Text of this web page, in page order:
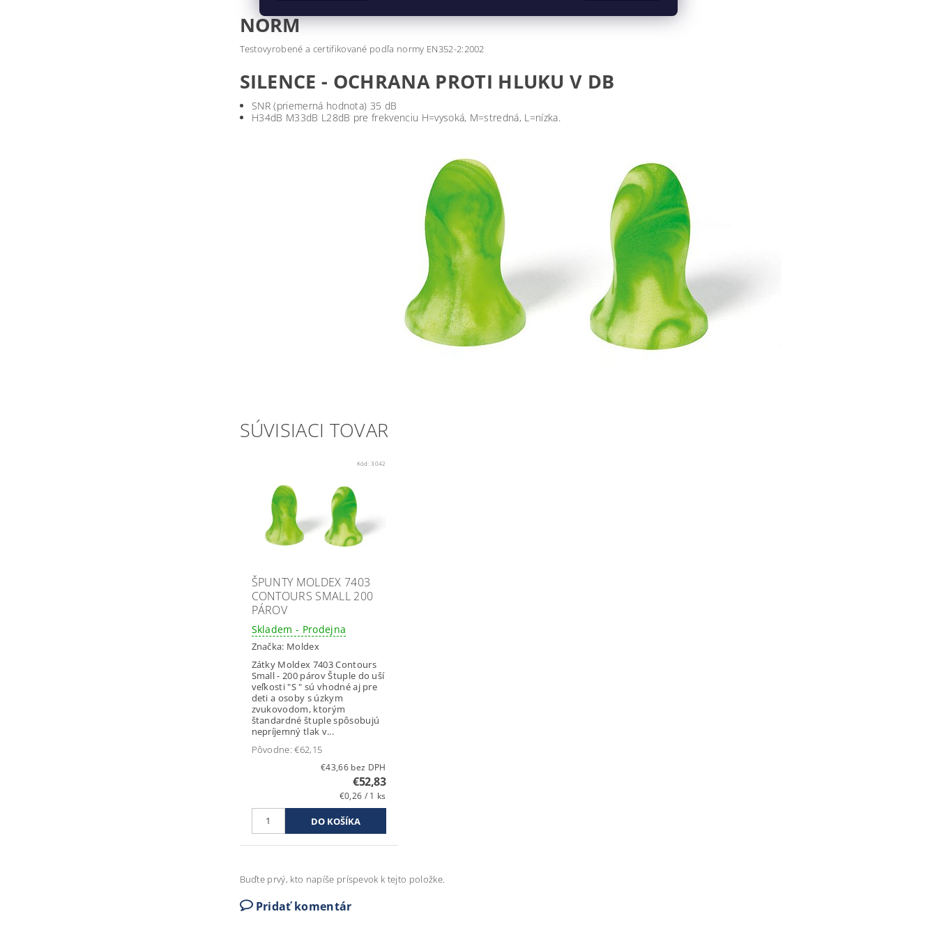
NORM
Testovyrobené a certifikované podľa normy EN352-2:2002
SILENCE - OCHRANA PROTI HLUKU V DB
SNR (priemerná hodnota) 35 dB
H34dB M33dB L28dB pre frekvenciu H=vysoká, M=stredná, L=nízka.
SÚVISIACI TOVAR
Kód:3042
ŠPUNTY MOLDEX 7403
CONTOURS SMALL 200
PÁROV
Skladem - Prodejna
Značka: Moldex
Zátky Moldex 7403 Contours
Small - 200 párov Štuple do uší
veľkosti "S " sú vhodné aj pre
deti a osoby s úzkym
zvukovodom, ktorým
štandardné štuple spôsobujú
nepríjemný tlak v...
Pôvodne:€62,15
€43,66 bez DPH
€52,83
€0,26 / 1 ks
Buďte prvý, kto napíše príspevok k tejto položke.
Pridať komentár